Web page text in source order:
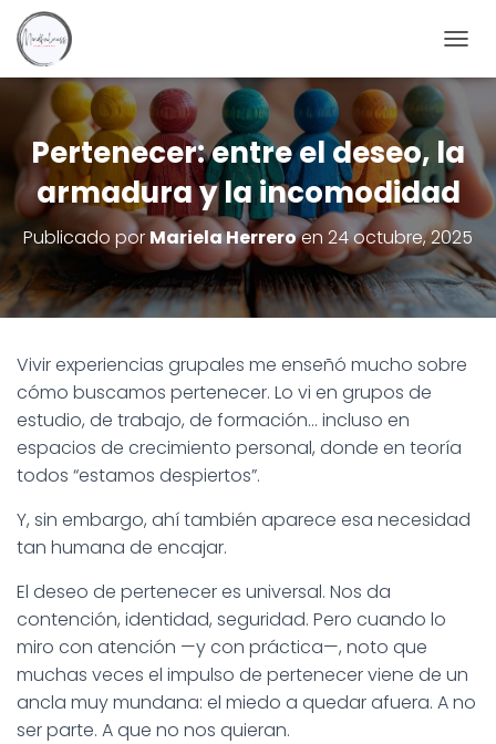
A
A
R
M
O
D
O
D
E
V
C
N
Pertenecer: entre el deseo, la
armadura y la incomodidad
Publicado por Mariela Herreroen 24 octubre, 2025
Vivir experiencias grupales me enseñó mucho sobre
cómo buscamos pertenecer. Lo vi en grupos de
estudio, de trabajo, de formación… incluso en
espacios de crecimiento personal, donde en teoría
todos “estamos despiertos”.
Y, sin embargo, ahí también aparece esa necesidad
tan humana de encajar.
El deseo de pertenecer es universal. Nos da
contención, identidad, seguridad. Pero cuando lo
miro con atención —y con práctica—, noto que
muchas veces el impulso de pertenecer viene de un
ancla muy mundana: el miedo a quedar afuera. A no
ser parte. A que no nos quieran.